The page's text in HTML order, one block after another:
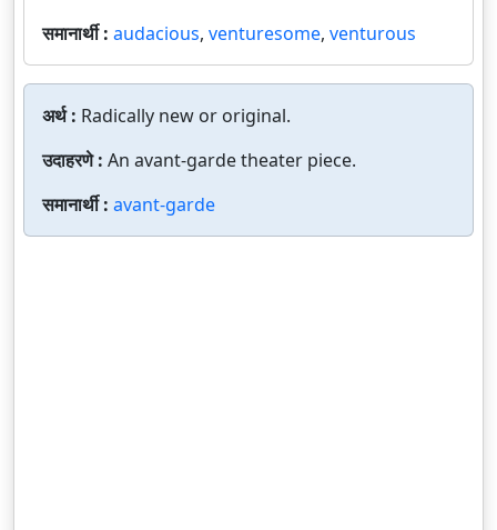
समानार्थी : audacious, venturesome, venturous
अर्थ : Radically new or original.
उदाहरणे : An avant-garde theater piece.
समानार्थी : avant-garde